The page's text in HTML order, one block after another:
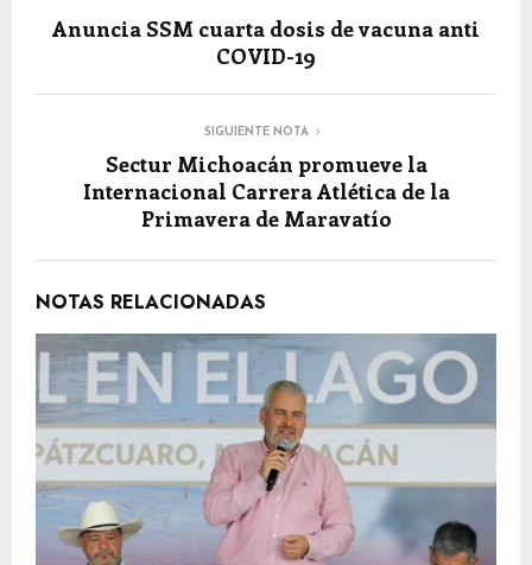
Anuncia SSM cuarta dosis de vacuna anti
COVID-19
SIGUIENTE NOTA
Sectur Michoacán promueve la
Internacional Carrera Atlética de la
Primavera de Maravatío
NOTAS RELACIONADAS